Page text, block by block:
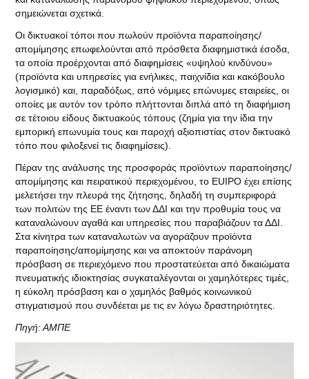
σημειώνεται σχετικά.
Οι δικτυακοί τόποι που πωλούν προϊόντα παραποίησης/
απομίμησης επωφελούνται από πρόσθετα διαφημιστικά έσοδα,
τα οποία προέρχονται από διαφημίσεις «υψηλού κινδύνου»
(προϊόντα και υπηρεσίες για ενήλικες, παιχνίδια και κακόβουλο
λογισμικό) και, παραδόξως, από νόμιμες επώνυμες εταιρείες, οι
οποίες με αυτόν τον τρόπο πλήττονται διπλά από τη διαφήμιση
σε τέτοιου είδους δικτυακούς τόπους (ζημία για την ίδια την
εμπορική επωνυμία τους και παροχή αξιοπιστίας στον δικτυακό
τόπο που φιλοξενεί τις διαφημίσεις).
Πέραν της ανάλυσης της προσφοράς προϊόντων παραποίησης/
απομίμησης και πειρατικού περιεχομένου, το EUIPO έχει επίσης
μελετήσει την πλευρά της ζήτησης, δηλαδή τη συμπεριφορά
των πολιτών της ΕΕ έναντι των ΔΔΙ και την προθυμία τους να
καταναλώνουν αγαθά και υπηρεσίες που παραβιάζουν τα ΔΔΙ.
Στα κίνητρα των καταναλωτών να αγοράζουν προϊόντα
παραποίησης/απομίμησης και να αποκτούν παράνομη
πρόσβαση σε περιεχόμενο που προστατεύεται από δικαιώματα
πνευματικής ιδιοκτησίας συγκαταλέγονται οι χαμηλότερες τιμές,
η εύκολη πρόσβαση και ο χαμηλός βαθμός κοινωνικού
στιγματισμού που συνδέεται με τις εν λόγω δραστηριότητες.
Πηγή: ΑΜΠΕ